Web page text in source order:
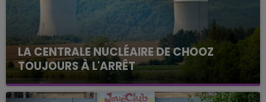
LA CENTRALE NUCLÉAIRE DE CHOOZ
TOUJOURS À L'ARRÊT
Cela fait déjà une semaine que la centrale
nucléaire ardennaise est à l'arrêt. Une situation